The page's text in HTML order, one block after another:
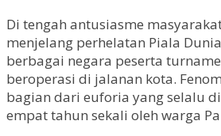
Di tengah antusiasme
menjelang perhelatan Piala
berbagai negara peserta
beroperasi di jalanan kota.
bagian dari euforia yang selalu
empat tahun sekali oleh warga